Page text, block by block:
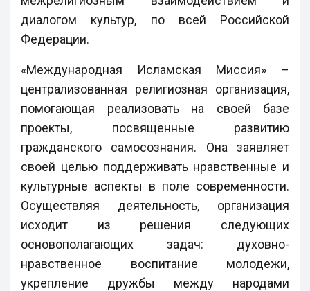
диалогом культур, по всей Российской
Федерации.
«Международная Исламская Миссия» –
централизованная религиозная организация,
помогающая реализовать на своей базе
проекты, посвященные развитию
гражданского самосознания. Она заявляет
своей целью поддерживать нравственные и
культурные аспекты в поле современности.
Осуществляя деятельность, организация
исходит из решения следующих
основополагающих задач: духовно-
нравственное воспитание молодежи,
укрепление дружбы между народами